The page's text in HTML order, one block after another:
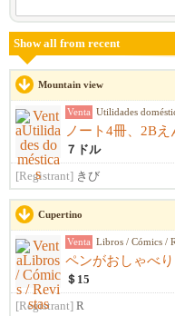
Show all from recent
Mountain view
Venta Utilidades
ノート4冊、2B
７ドル
[Registrant] きび
Cupertino
Venta Libros / Cómics /
ペンがおしゃべ
＄15
[Registrant] R